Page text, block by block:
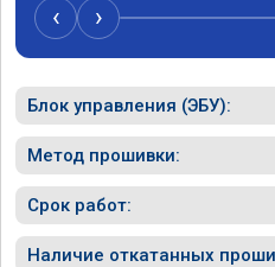
‹ ›
Блок управления (ЭБУ):
Метод прошивки:
Срок работ:
Наличие откатанных